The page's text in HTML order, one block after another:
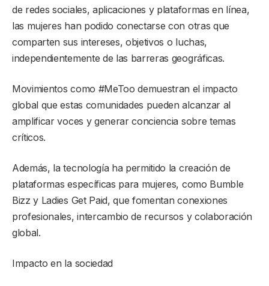
de redes sociales, aplicaciones y plataformas en línea,
las mujeres han podido conectarse con otras que
comparten sus intereses, objetivos o luchas,
independientemente de las barreras geográficas.
Movimientos como #MeToo demuestran el impacto
global que estas comunidades pueden alcanzar al
amplificar voces y generar conciencia sobre temas
críticos.
Además, la tecnología ha permitido la creación de
plataformas específicas para mujeres, como Bumble
Bizz y Ladies Get Paid, que fomentan conexiones
profesionales, intercambio de recursos y colaboración
global.
Impacto en la sociedad